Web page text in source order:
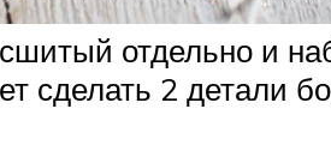
отдельно и
сделать 2 детали